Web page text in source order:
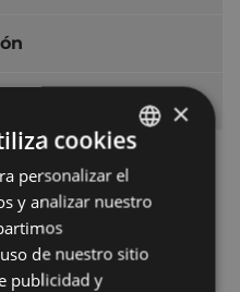
BASQUE
SPANISH
×
cookies
personalizar el
y analizar nuestro
de nuestro sitio
publicidad y